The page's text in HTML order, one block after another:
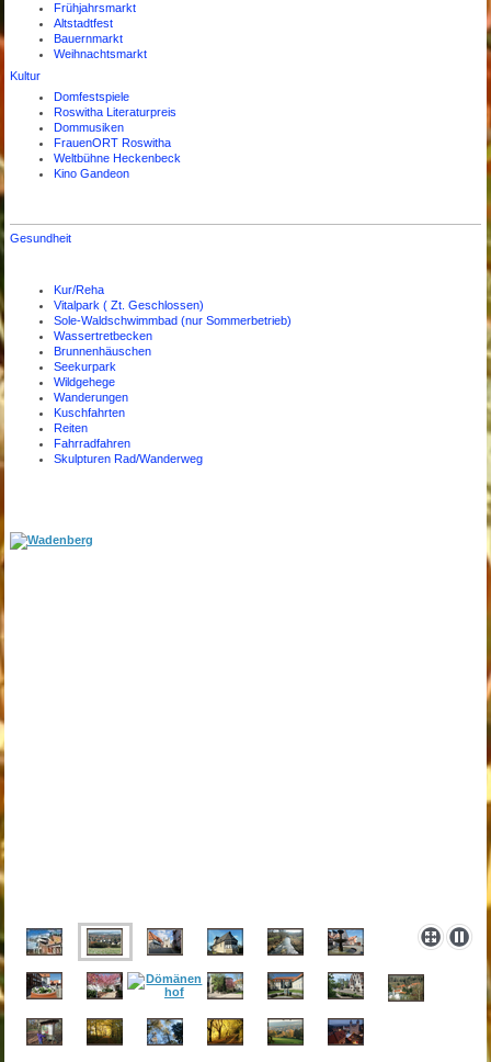
Frühjahrsmarkt
Altstadtfest
Bauernmarkt
Weihnachtsmarkt
Kultur
Domfestspiele
Roswitha Literaturpreis
Dommusiken
FrauenORT Roswitha
Weltbühne Heckenbeck
Kino Gandeon
Gesundheit
Kur/Reha
Vitalpark ( Zt. Geschlossen)
Sole-Waldschwimmbad (nur Sommerbetrieb)
Wassertretbecken
Brunnenhäuschen
Seekurpark
Wildgehege
Wanderungen
Kuschfahrten
Reiten
Fahrradfahren
Skulpturen Rad/Wanderweg